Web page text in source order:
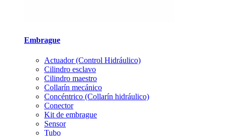
Embrague
Actuador (Control Hidráulico)
Cilindro esclavo
Cilindro maestro
Collarín mecánico
Concéntrico (Collarín hidráulico)
Conector
Kit de embrague
Sensor
Tubo